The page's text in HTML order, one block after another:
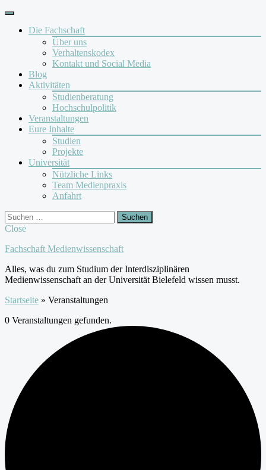
Skip
contentDie Fachschaft
Über uns
Verhaltenskodex
Kontakt und Social Media
Blog
Aktivitäten
Studienberatung
Hochschulpolitik
Veranstaltungen
Eure Inhalte
Studien
Projekte
Universität
Nützliche Links
Team Medienpraxis
Anfahrt
Facebook
Instagram
Search
Suchen
nach:
Close
Fachschaft Medienwissenschaft
Alles, was du zum Studium der Interdisziplinären
Medienwissenschaft an der Universität Bielefeld wissen musst.
Startseite » Veranstaltungen
0 Veranstaltungen gefunden.